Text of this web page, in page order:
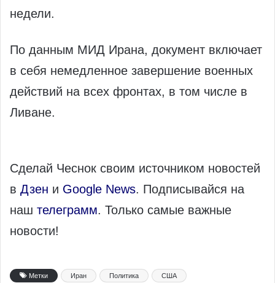
недели.
По данным МИД Ирана, документ включает
в себя немедленное завершение военных
действий на всех фронтах, в том числе в
Ливане.
Сделай Чеснок своим источником новостей
в Дзен и Google News. Подписывайся на
наш телеграмм. Только самые важные
новости!
Метки Иран Политика США